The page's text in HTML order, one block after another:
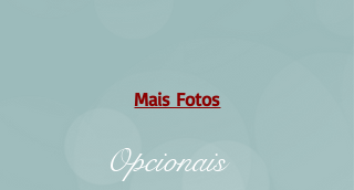
Mais Fotos
Opcionais